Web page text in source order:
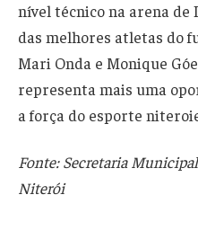
nível técnico na arena de
das melhores atletas do
Mari Onda e Monique
representa mais uma
a força do esporte
Fonte: Secretaria
Niterói